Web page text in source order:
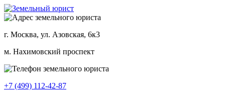
г. Москва, ул. Азовская, 6к3
м. Нахимовский проспект
+7 (499) 112-42-87